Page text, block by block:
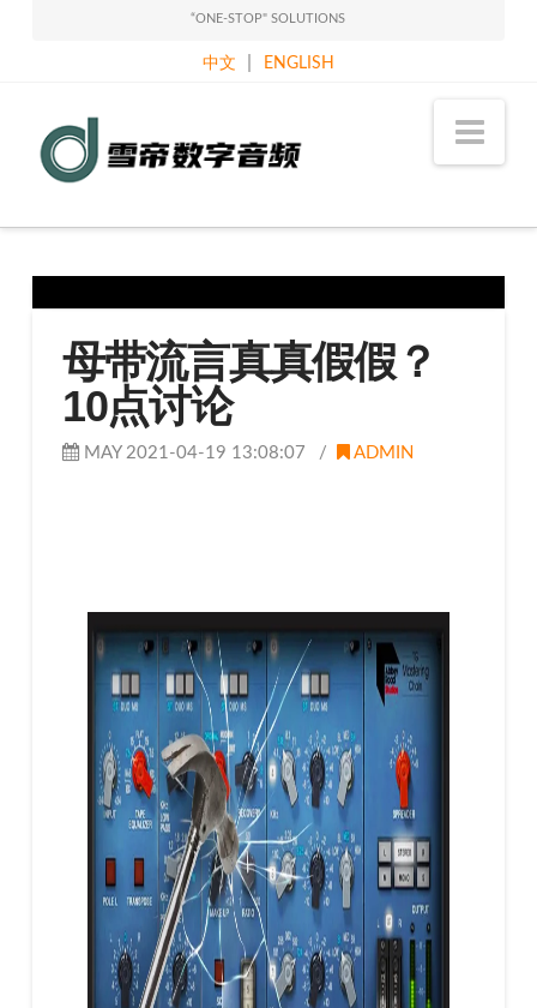
“ONE-STOP" SOLUTIONS
中文 ENGLISH
Sound
Classy
Holdings
Limited
母带流言真真假假？
10点讨论
MAY 2021-04-19 13:08:07 ADMIN